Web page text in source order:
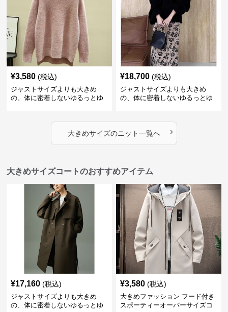
¥3,580 (税込)
ジャストサイズよりも大きめ
の、体に密着しないゆるっとゆ
¥18,700 (税込)
ジャストサイズよりも大きめ
の、体に密着しないゆるっとゆ
りニット
大きめサイズのニット一覧へ ›
大きめサイズコートのおすすめアイテム
¥17,160 (税込)
ジャストサイズよりも大きめ
の、体に密着しないゆるっとゆ
¥3,580 (税込)
大きめファッション フード付き
スポーティーオーバーサイズコ